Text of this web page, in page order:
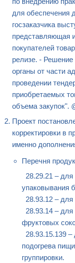
для обеспечения
госзаказчика
представляющая
покупателей
релизе. - Решение
органы от части
проведении
приобретаемых
объема закупок".
Проект
корректировки в
именно
Перечня
28.29.21 – для
упаковывания
28.93.12 – для
28.93.14 –
фруктовых
28.93.15.139
подогрева
группировки.